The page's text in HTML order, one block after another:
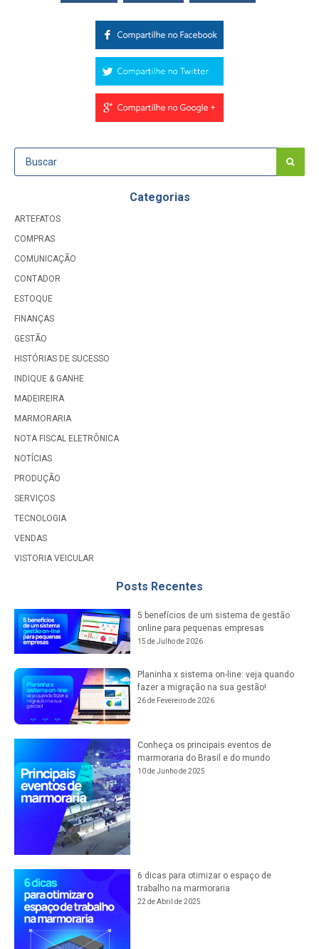
Categorias
ARTEFATOS
COMPRAS
COMUNICAÇÃO
CONTADOR
ESTOQUE
FINANÇAS
GESTÃO
HISTÓRIAS DE SUCESSO
INDIQUE & GANHE
MADEIREIRA
MARMORARIA
NOTA FISCAL ELETRÔNICA
NOTÍCIAS
PRODUÇÃO
SERVIÇOS
TECNOLOGIA
VENDAS
VISTORIA VEICULAR
Posts Recentes
5 benefícios de um sistema de gestão
online para pequenas empresas
15 de Julho de 2026
Planinha x sistema on-line: veja quando
fazer a migração na sua gestão!
26 de Fevereiro de 2026
Conheça os principais eventos de
marmoraria do Brasil e do mundo
10 de Junho de 2025
6 dicas para otimizar o espaço de
trabalho na marmoraria
22 de Abril de 2025